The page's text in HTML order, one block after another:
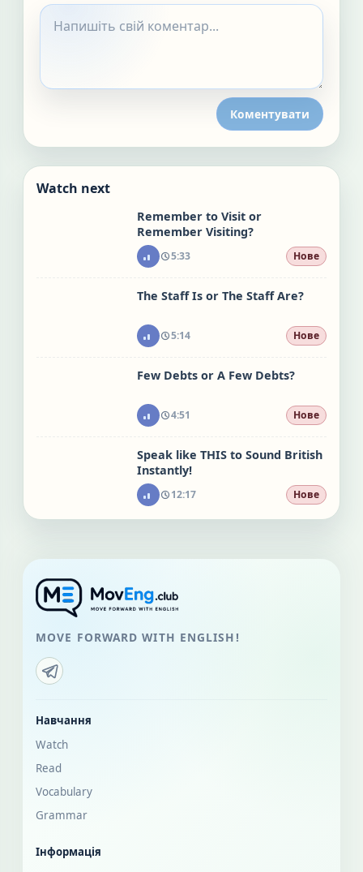
Коментувати
Watch next
Remember to Visit or
Remember Visiting?
5:33 Нове
The Staff Is or The Staff Are?
5:14 Нове
Few Debts or A Few Debts?
4:51 Нове
Speak like THIS to Sound British
Instantly!
12:17 Нове
MOVE FORWARD WITH ENGLISH!
Навчання
Watch
Read
Vocabulary
Grammar
Інформація